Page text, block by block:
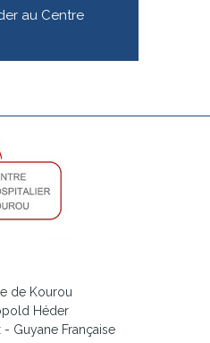
au Centre
de Kourou
Héder
Guyane Française